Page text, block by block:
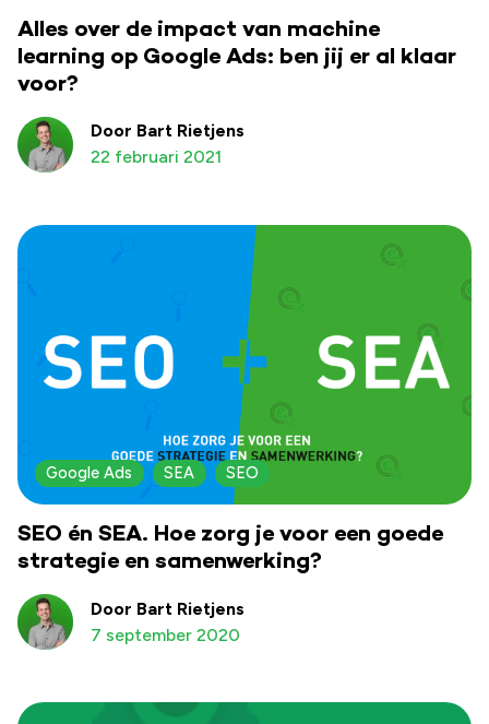
Alles over de impact van machine
learning op Google Ads: ben jij er al klaar
voor?
Door Bart Rietjens
22 februari 2021
Google Ads SEA SEO
SEO én SEA. Hoe zorg je voor een goede
strategie en samenwerking?
Door Bart Rietjens
7 september 2020